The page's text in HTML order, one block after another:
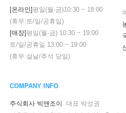
[온라인]평일(월-금)10:30 ~ 18:00
(휴무:토/일/공휴일)
[매장]평일(월-금) 10:30 ~ 19:00
토/일/공휴일 13:00 ~ 19:00
(휴무:설날/추석 당일)
COMPANY INFO
주식회사 빅앤조이
대표 박성권